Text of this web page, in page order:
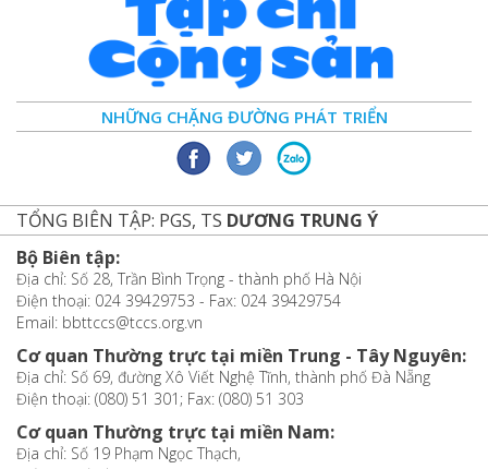
NHỮNG CHẶNG ĐƯỜNG PHÁT TRIỂN
TỔNG BIÊN TẬP: PGS, TS DƯƠNG TRUNG Ý
Bộ Biên tập:
Địa chỉ: Số 28, Trần Bình Trọng - thành phố Hà Nội
Điện thoại: 024 39429753 - Fax: 024 39429754
Email: bbttccs@tccs.org.vn
Cơ quan Thường trực tại miền Trung - Tây Nguyên:
Địa chỉ: Số 69, đường Xô Viết Nghệ Tĩnh, thành phố Đà Nẵng
Điện thoại: (080) 51 301; Fax: (080) 51 303
Cơ quan Thường trực tại miền Nam:
Địa chỉ: Số 19 Phạm Ngọc Thạch,